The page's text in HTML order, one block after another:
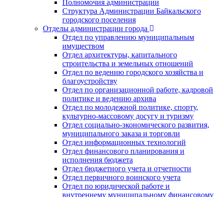
Полномочия администрации
Структура Администрации Байкальского
городского поселения
Отделы администрации города
Отдел по управлению муниципальным
имуществом
Отдел архитектуры, капитального
строительства и земельных отношений
Отдел по ведению городского хозяйства и
благоустройству
Отдел по организационной работе, кадровой
политике и ведению архива
Отдел по молодежной политике, спорту,
культурно-массовому досугу и туризму
Отдел социально-экономического развития,
муниципального заказа и торговли
Отдел информационных технологий
Отдел финансового планирования и
исполнения бюджета
Отдел бюджетного учета и отчетности
Отдел первичного воинского учета
Отдел по юридической работе и
внутреннему муниципальному финансовому